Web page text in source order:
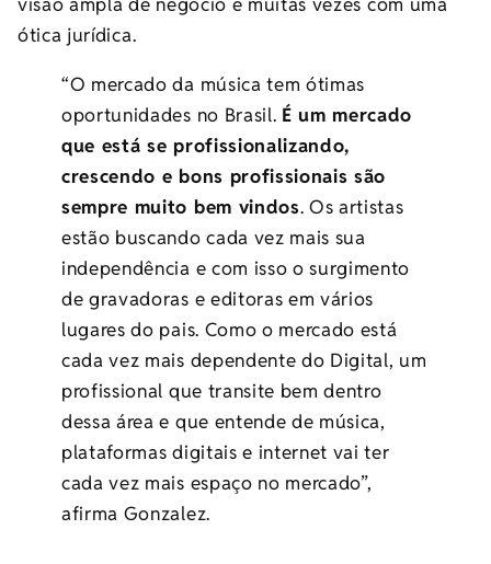
ótica jurídica.
“O mercado da música tem ótimas
oportunidades no Brasil. É um mercado
que está se profissionalizando,
crescendo e bons profissionais são
sempre muito bem vindos. Os artistas
estão buscando cada vez mais sua
independência e com isso o surgimento
de gravadoras e editoras em vários
lugares do pais. Como o mercado está
cada vez mais dependente do Digital, um
profissional que transite bem dentro
dessa área e que entende de música,
plataformas digitais e internet vai ter
cada vez mais espaço no mercado”,
afirma Gonzalez.